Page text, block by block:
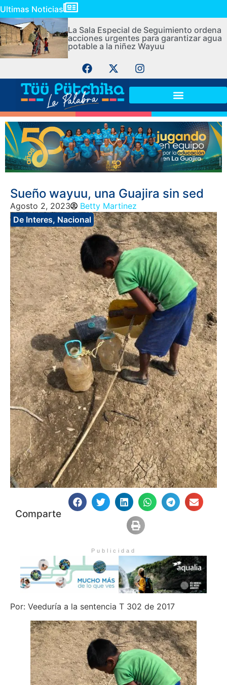
Ultimas Noticias
La Sala Especial de Seguimiento ordena
acciones urgentes para garantizar agua
potable a la niñez Wayuu
Sueño wayuu, una Guajira sin sed
Agosto 2, 2023
Betty Martinez
De Interes, Nacional
Comparte
Publicidad
Por: Veeduría a la sentencia T 302 de 2017